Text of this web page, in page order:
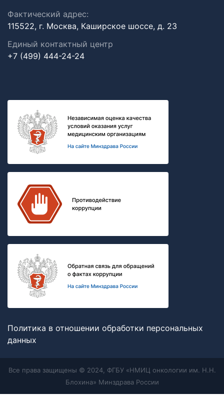
Фактический адрес:
115522, г. Москва, Каширское шоссе, д. 23
Единый контактный центр
+7 (499) 444-24-24
Политика в отношении обработки персональных
данных
Все права защищены © 2024, ФГБУ «НМИЦ онкологии им. Н.Н.
Блохина» Минздрава России